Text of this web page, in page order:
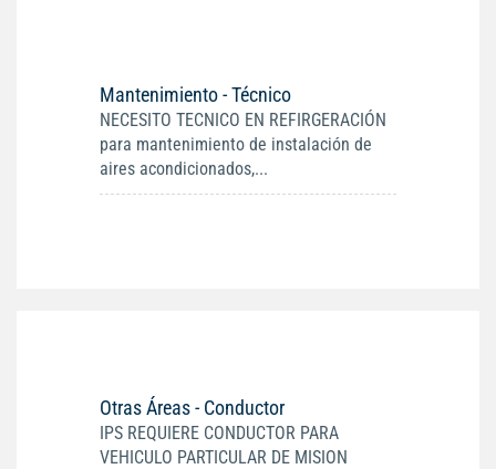
Mantenimiento - Técnico
NECESITO TECNICO EN REFIRGERACIÓN
para mantenimiento de instalación de
aires acondicionados,...
Otras Áreas - Conductor
IPS REQUIERE CONDUCTOR PARA
VEHICULO PARTICULAR DE MISION